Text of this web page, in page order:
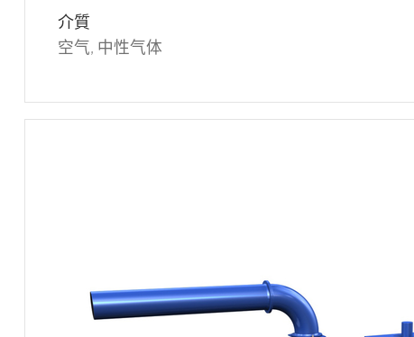
介質
空气, 中性气体